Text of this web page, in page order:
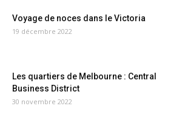
Voyage de noces dans le Victoria
19 décembre 2022
Les quartiers de Melbourne : Central
Business District
30 novembre 2022